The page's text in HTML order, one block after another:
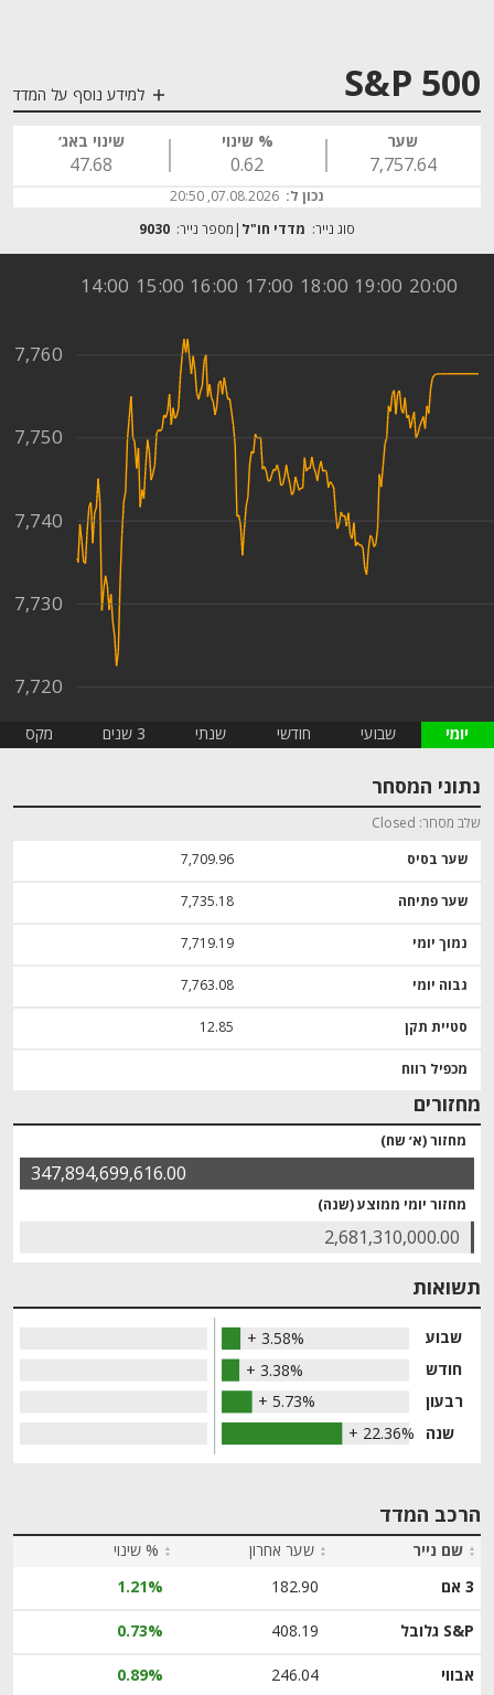
S&P 500 למידע נוסף על המדד
שער
7,757.64
% שינוי
0.62
שינוי באג׳
47.68
נכון ל: 07.08.2026, 20:50
סוג נייר: מדדי חו"ל מספר נייר: 9030
14:00 15:00 16:00 17:00 18:00 19:00 20:00
7,720
7,730
7,740
7,750
7,760
יומי שבועי חודשי שנתי 3 שנים מקס
נתוני המסחר
שלב מסחר Closed
שער בסיס 7,709.96
שער פתיחה 7,735.18
נמוך יומי 7,719.19
גבוה יומי 7,763.08
סטיית תקן 12.85
מכפיל רווח
מחזורים
347,894,699,616.00
2,681,310,000.00
מחזור יומי ממוצע (שנה)
מחזור (א׳ שח)
תשואות
+ 3.58%
+ 3.38%
+ 5.73%
+ 22.36% שנה
רבעון
חודש
שבוע
הרכב המדד
שם נייר שער אחרון % שינוי
3 אם 182.90
1.21%
S&P גלובל 408.19
0.73%
אבווי 246.04
0.89%